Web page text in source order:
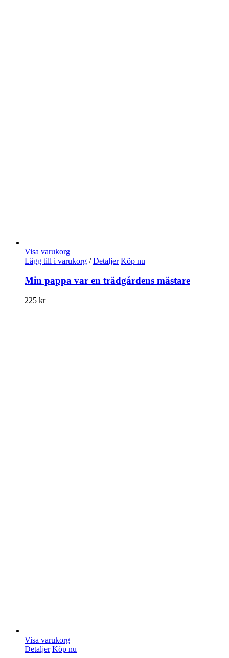
Visa varukorg
Lägg till i varukorg / Detaljer Köp nu
Min pappa var en trädgårdens mästare
225 kr
Visa varukorg
Detaljer Köp nu